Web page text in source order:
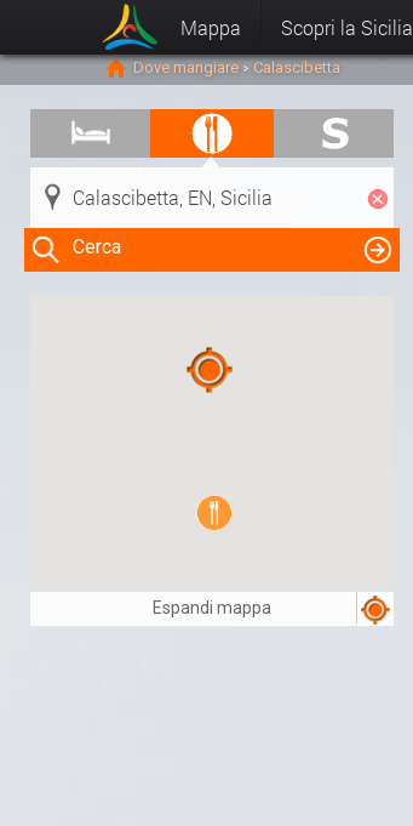
Mappa Scopri la Sicilia
Dove mangiare > Calascibetta
Cerca
Clicca su una risorsa nella mappa
Espandi mappa